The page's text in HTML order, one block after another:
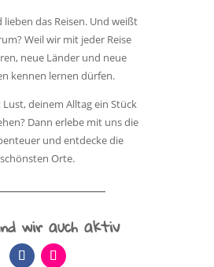
lieben das Reisen. Und weißt
Weil wir mit jeder Reise
neue Länder und neue
kennen lernen dürfen.
deinem Alltag ein Stück
Dann erlebe mit uns die
und entdecke die
schönsten Orte.
wir auch aktiv